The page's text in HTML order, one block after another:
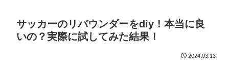
サッカーのリバウンダーをdiy！本当に良
いの？実際に試してみた結果！
2024.03.13